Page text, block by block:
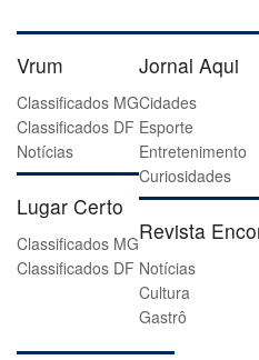
Vrum
Classificados MG
Classificados DF
Notícias
Lugar Certo
Classificados MG
Classificados DF
Jornal Aqui
Cidades
Esporte
Entretenimento
Curiosidades
Revista
Notícias
Cultura
Gastrô